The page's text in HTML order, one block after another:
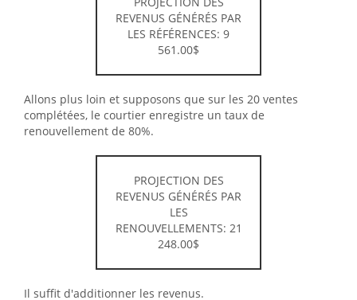
REVENUS GÉNÉRÉS PAR
LES RÉFÉRENCES: 9
561.00$
Allons plus loin et supposons que sur les 20 ventes
complétées, le courtier enregistre un taux de
renouvellement de 80%.
PROJECTION DES
REVENUS GÉNÉRÉS PAR
LES
RENOUVELLEMENTS: 21
248.00$
Il suffit d'additionner les revenus.